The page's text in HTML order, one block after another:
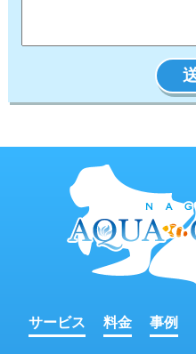
サービス 料金 事例